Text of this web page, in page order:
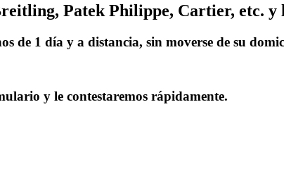
Patek Philippe, Cartier, etc.
de 1 día y a distancia, sin moverse de su
y le contestaremos rápidamente.